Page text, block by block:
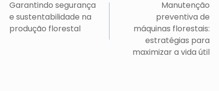
de
Post
Garantindo segurança
e sustentabilidade na
produção florestal
Manutenção
preventiva de
máquinas florestais:
estratégias para
maximizar a vida útil